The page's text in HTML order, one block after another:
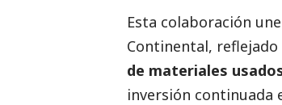
Esta colaboración
Continental, reflejado
de materiales
inversión continuada